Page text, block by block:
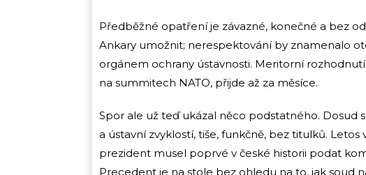
Předběžné opatření je závazné, konečné a bez
Ankary umožnit; nerespektování by znamenalo
orgánem ochrany ústavnosti. Meritorní
na summitech NATO, přijde až za měsíce.
Spor ale už teď ukázal něco podstatného. Dosud
a ústavní zvyklostí, tiše, funkčně, bez titulků.
prezident musel poprvé v české historii podat
Precedent je na stole bez ohledu na to, jak soud